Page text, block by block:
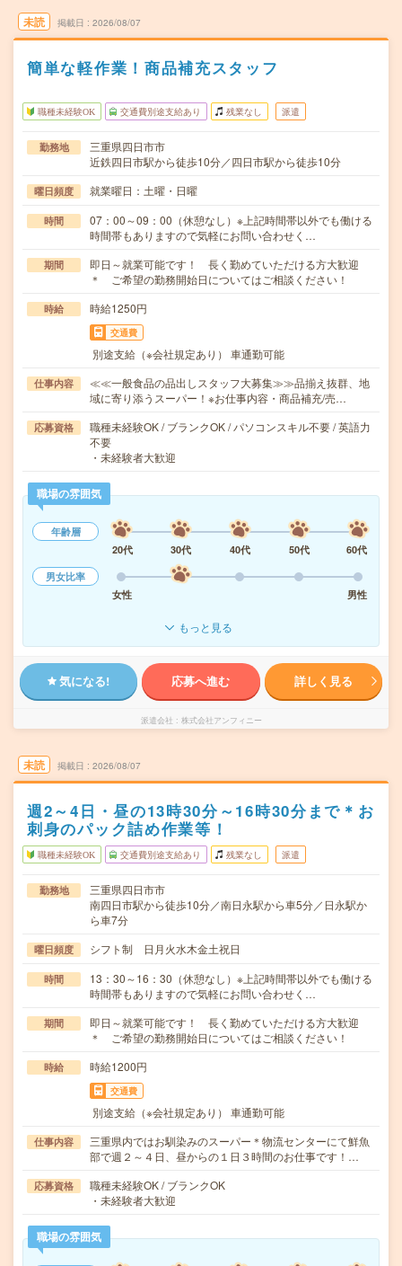
未読 掲載日 2026/08/07
簡単な軽作業！商品補充スタッフ
職種未経験OK 交通費別途支給あり 残業なし 派遣
勤務地
三重県四日市市
近鉄四日市駅から徒歩10分／四日市駅から徒歩10分
曜日頻度 就業曜日：土曜・日曜
時間
07：00～09：00（休憩なし）※上記時間帯以外でも働ける
時間帯もありますので気軽にお問い合わせく…
期間
即日～就業可能です！ 長く勤めていただける方大歓迎
＊ ご希望の勤務開始日についてはご相談ください！
時給 時給1250円
交通費
別途支給（※会社規定あり） 車通勤可能
仕事内容
≪≪一般食品の品出しスタッフ大募集≫≫品揃え抜群、地
域に寄り添うスーパー！※お仕事内容・商品補充/売…
応募資格
職種未経験OK / ブランクOK / パソコンスキル不要 / 英語力
不要
・未経験者大歓迎
職場の雰囲気
年齢層
20代
30代 40代 50代
60代
男女比率
女性
男性
もっと見る
気になる! 応募へ進む 詳しく見る
派遣会社 株式会社アンフィニー
未読 掲載日 2026/08/07
週2～4日・昼の13時30分～16時30分まで＊お
刺身のパック詰め作業等！
職種未経験OK 交通費別途支給あり 残業なし 派遣
勤務地
三重県四日市市
南四日市駅から徒歩10分／南日永駅から車5分／日永駅か
ら車7分
曜日頻度 シフト制 日月火水木金土祝日
時間
13：30～16：30（休憩なし）※上記時間帯以外でも働ける
時間帯もありますので気軽にお問い合わせく…
期間
即日～就業可能です！ 長く勤めていただける方大歓迎
＊ ご希望の勤務開始日についてはご相談ください！
時給 時給1200円
交通費
別途支給（※会社規定あり） 車通勤可能
仕事内容
三重県内ではお馴染みのスーパー＊物流センターにて鮮魚
部で週２～４日、昼からの１日３時間のお仕事です！…
応募資格
職種未経験OK / ブランクOK
・未経験者大歓迎
職場の雰囲気